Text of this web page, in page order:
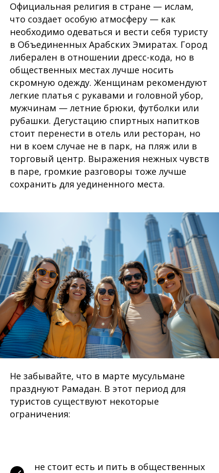
Официальная религия в стране — ислам,
что создает особую атмосферу — как
необходимо одеваться и вести себя туристу
в Объединенных Арабских Эмиратах. Город
либерален в отношении дресс-кода, но в
общественных местах лучше носить
скромную одежду. Женщинам рекомендуют
легкие платья с рукавами и головной убор,
мужчинам — летние брюки, футболки или
рубашки. Дегустацию спиртных напитков
стоит перенести в отель или ресторан, но
ни в коем случае не в парк, на пляж или в
торговый центр. Выражения нежных чувств
в паре, громкие разговоры тоже лучше
сохранить для уединенного места.
Не забывайте, что в марте мусульмане
празднуют Рамадан. В этот период для
туристов существуют некоторые
ограничения:
не стоит есть и пить в общественных